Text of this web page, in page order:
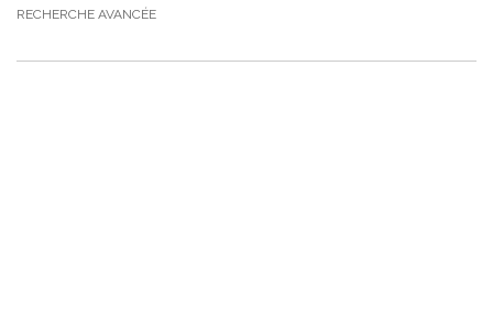
RECHERCHE AVANCÉE